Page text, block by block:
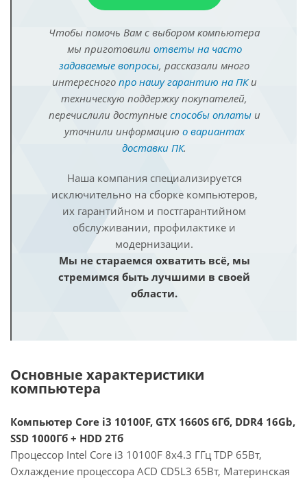
Чтобы помочь Вам с выбором компьютера
мы приготовили ответы на часто
задаваемые вопросы, рассказали много
интересного про нашу гарантию на ПКи
техническую поддержку покупателей,
перечислили доступные способы оплатыи
уточнили информацию о вариантах
доставки ПК.
Наша компания специализируется
исключительно на сборке компьютеров,
их гарантийном и постгарантийном
обслуживании, профилактике и
модернизации.
Мы не стараемся охватить всё, мы
стремимся быть лучшими в своей
области.
Основные характеристики
компьютера
Компьютер Core i3 10100F, GTX 1660S 6Гб, DDR4 16Gb,
SSD 1000Гб + HDD 2Тб
Процессор Intel Core i3 10100F 8x4.3 ГГц TDP 65Вт,
Охлаждение процессора ACD CD5L3 65Вт, Материнская